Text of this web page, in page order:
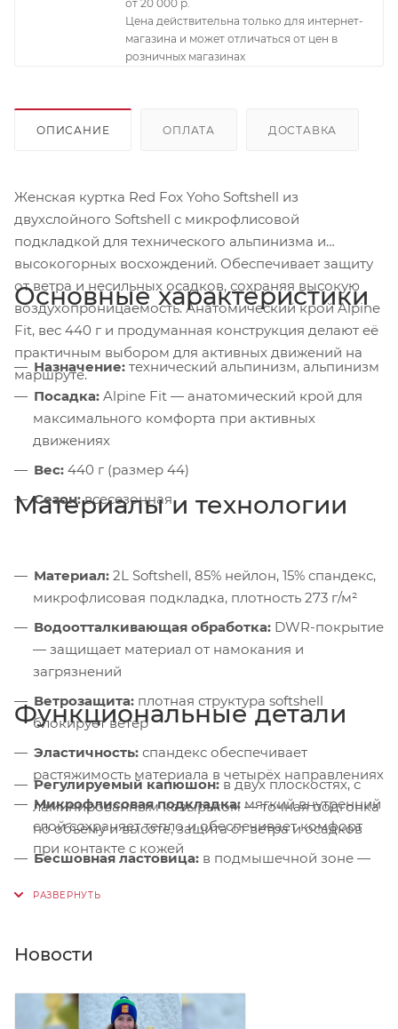
от 20 000 р.
Цена действительна только для интернет-
магазина и может отличаться от цен в
розничных магазинах
ОПИСАНИЕ ОПЛАТА ДОСТАВКА
Женская куртка Red Fox Yoho Softshell из
двухслойного Softshell с микрофлисовой
подкладкой для технического альпинизма и
высокогорных восхождений. Обеспечивает защиту
от ветра и несильных осадков, сохраняя высокую
воздухопроницаемость. Анатомический крой Alpine
Fit, вес 440 г и продуманная конструкция делают её
практичным выбором для активных движений на
маршруте.
Основные характеристики
Назначение: технический альпинизм, альпинизм
Посадка: Alpine Fit — анатомический крой для
максимального комфорта при активных
движениях
Вес: 440 г (размер 44)
Сезон:всесезонная
Материалы и технологии
Материал: 2L Softshell, 85% нейлон, 15% спандекс,
микрофлисовая подкладка, плотность 273 г/м²
Водоотталкивающая обработка: DWR-покрытие
— защищает материал от намокания и
загрязнений
Ветрозащита: плотная структура softshell
блокирует ветер
Эластичность: спандекс обеспечивает
растяжимость материала в четырёх направлениях
Микрофлисовая подкладка: мягкий внутренний
слой сохраняет тепло и обеспечивает комфорт
при контакте с кожей
Функциональные детали
Регулируемый капюшон: в двух плоскостях, с
ламинированным козырьком — точная подгонка
по объёму и высоте, защита от ветра и осадков
Бесшовная ластовица: в подмышечной зоне —
дополнительную свободу движений
повторяет естественное положение рук, не
Завышенные боковые карманы:
Новости